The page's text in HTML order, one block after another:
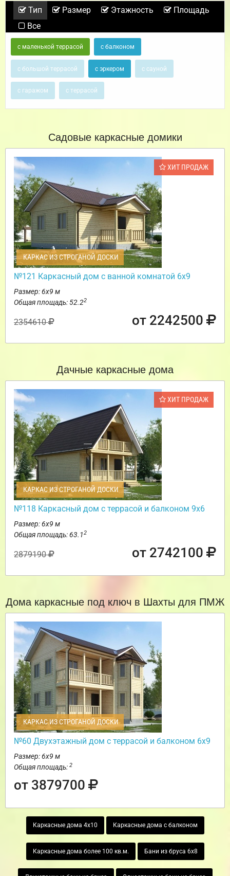
Тип Размер Этажность
Площадь
Все
с маленькой террасой с балконом
с большой террасой с эркером с сауной
с гаражом с террасой
Садовые каркасные домики
ХИТ ПРОДАЖ
КАРКАС ИЗ СТРОГАНОЙ ДОСКИ
№121 Каркасный дом с ванной комнатой 6х9
Размер: 6х9 м
Общая площадь: 52.22
2354610 от 2242500
Дачные каркасные дома
ХИТ ПРОДАЖ
КАРКАС ИЗ СТРОГАНОЙ ДОСКИ
№118 Каркасный дом с террасой и балконом 9х6
Размер: 6х9 м
Общая площадь: 63.12
2879190 от 2742100
Дома каркасные под ключ в Шахты для ПМЖ
КАРКАС ИЗ СТРОГАНОЙ ДОСКИ
№60 Двухэтажный дом с террасой и балконом 6х9
Размер: 6х9 м
Общая площадь: 2
от 3879700
Каркасные дома 4х10 Каркасные дома с балконом
Каркасные дома более 100 кв.м. Бани из бруса 6х8